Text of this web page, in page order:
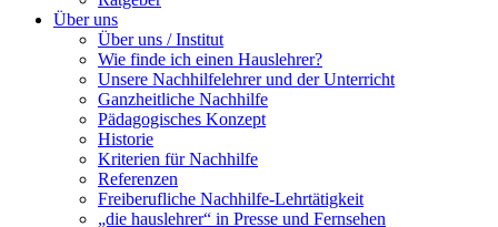
Über uns
Über uns / Institut
Wie finde ich einen Hauslehrer?
Unsere Nachhilfelehrer und der Unterricht
Ganzheitliche Nachhilfe
Pädagogisches Konzept
Historie
Kriterien für Nachhilfe
Referenzen
Freiberufliche Nachhilfe-Lehrtätigkeit
„die hauslehrer“ in Presse und Fernsehen